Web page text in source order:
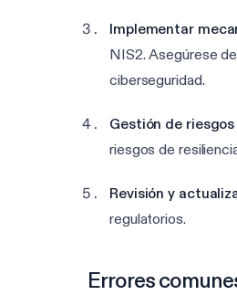
Implementar
NIS2. Asegúrese
ciberseguridad.
Gestión de
riesgos de
Revisión y
regulatorios.
Errores